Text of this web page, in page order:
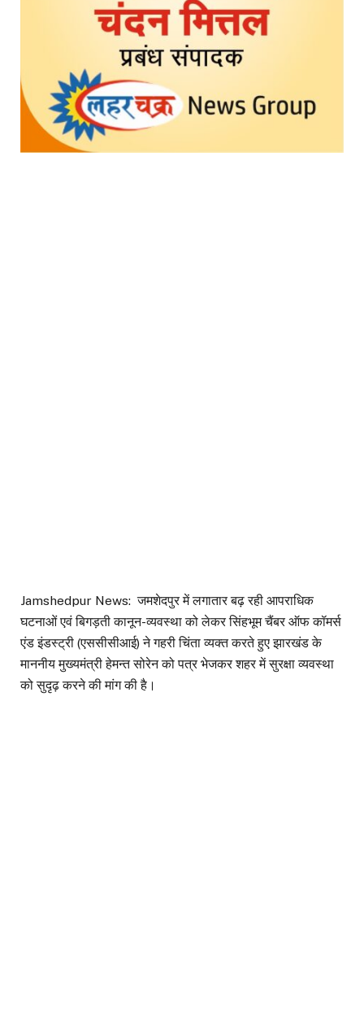
Jamshedpur News: जमशेदपुर में लगातार बढ़ रही आपराधिक
घटनाओं एवं बिगड़ती कानून-व्यवस्था को लेकर सिंहभूम चैंबर ऑफ कॉमर्स
एंड इंडस्ट्री (एससीसीआई) ने गहरी चिंता व्यक्त करते हुए झारखंड के
माननीय मुख्यमंत्री हेमन्त सोरेन को पत्र भेजकर शहर में सुरक्षा व्यवस्था
को सुदृढ़ करने की मांग की है।